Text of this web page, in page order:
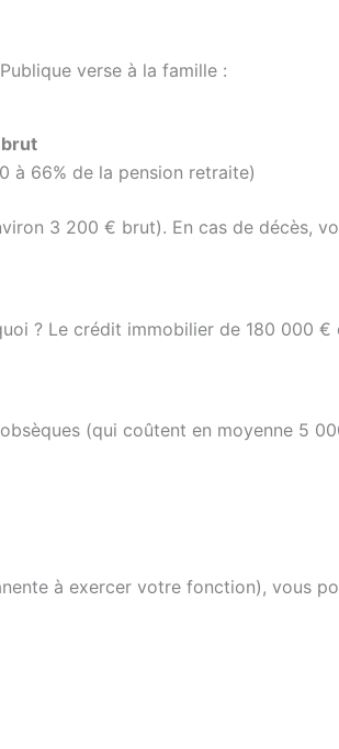
verse à la famille :
à 66% de la pension retraite)
3 200 € brut). En cas de décès,
? Le crédit immobilier de 180 000 €
(qui coûtent en moyenne 5
à exercer votre fonction), vous